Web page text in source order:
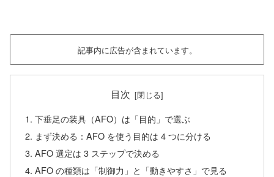
記事内に広告が含まれています。
目次
下垂足の装具（AFO）は「目的」で選ぶ
まず決める：AFO を使う目的は 4 つに分ける
AFO 選定は 3 ステップで決める
AFO の種類は「制御力」と「動きやすさ」で見る